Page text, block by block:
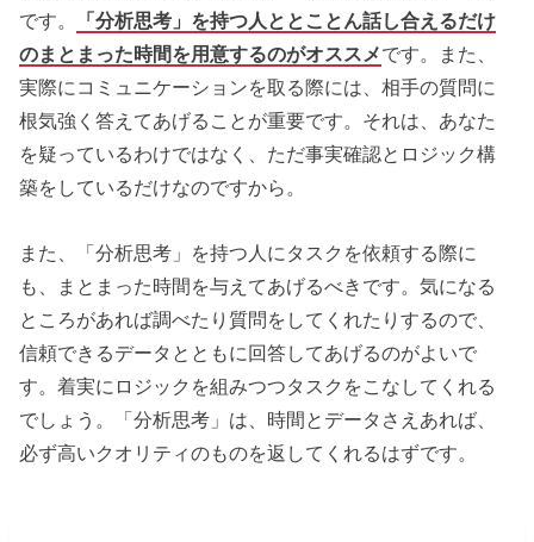
です。
「分析思考」を持つ人ととことん話し合えるだけ
のまとまった時間を用意するのがオススメです。また、
実際にコミュニケーションを取る際には、相手の質問に
根気強く答えてあげることが重要です。それは、あなた
を疑っているわけではなく、ただ事実確認とロジック構
築をしているだけなのですから。
また、「分析思考」を持つ人にタスクを依頼する際に
も、まとまった時間を与えてあげるべきです。気になる
ところがあれば調べたり質問をしてくれたりするので、
信頼できるデータとともに回答してあげるのがよいで
す。着実にロジックを組みつつタスクをこなしてくれる
でしょう。「分析思考」は、時間とデータさえあれば、
必ず高いクオリティのものを返してくれるはずです。